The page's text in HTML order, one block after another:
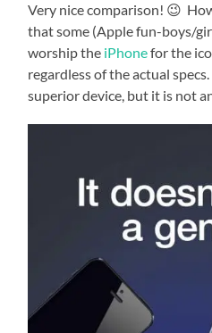
Very nice comparison! 😉
that some (Apple fun-boys/
worship the iPhonefor the
regardless of the actual
superior device, but it is not